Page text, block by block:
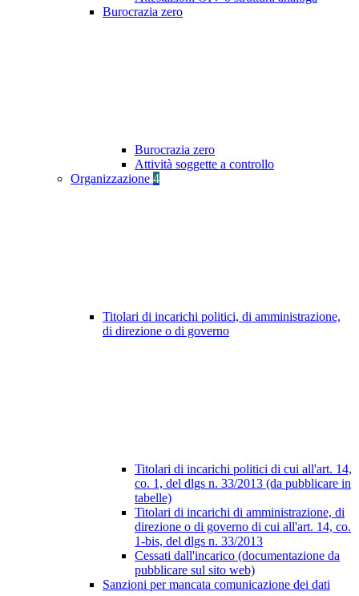
Burocrazia zero
Burocrazia zero
Attività soggette a controllo
Organizzazione 4
Titolari di incarichi politici, di amministrazione,
di direzione o di governo
Titolari di incarichi politici di cui all'art. 14,
co. 1, del dlgs n. 33/2013 (da pubblicare in
tabelle)
Titolari di incarichi di amministrazione, di
direzione o di governo di cui all'art. 14, co.
1-bis, del dlgs n. 33/2013
Cessati dall'incarico (documentazione da
pubblicare sul sito web)
Sanzioni per mancata comunicazione dei dati